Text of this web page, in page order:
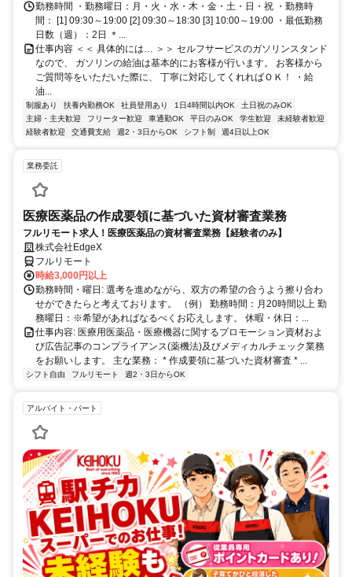
勤務時間 ・勤務曜日：月・火・水・木・金・土・日・祝 ・勤務時
間： [1] 09:30～19:00 [2] 09:30～18:30 [3] 10:00～19:00 ・最低勤務
日数（週）：2日 ＊...
仕事内容 ＜＜ 具体的には… ＞＞ セルフサービスのガソリンスタンド
なので、 ガソリンの給油は基本的にお客様が行います。 お客様から
ご質問等をいただいた際に、 丁寧に対応してくれればＯＫ！ ・給
油...
制服あり 扶養内勤務OK 社員登用あり 1日4時間以内OK
土日祝のみOK
主婦・主夫歓迎
フリーター歓迎 車通勤OK 平日のみOK 学生歓迎
未経験者歓迎
経験者歓迎
交通費支給 週2・3日からOK シフト制 週4日以上OK
業務委託
医療医薬品の作成要領に基づいた資材審査業務
フルリモート求人！医療医薬品の資材審査業務【経験者のみ】
株式会社EdgeX
フルリモート
時給3,000円以上
勤務時間・曜日: 選考を進めながら、双方の希望の合うよう擦り合わ
せができたらと考えております。 （例） 勤務時間：月20時間以上 勤
務曜日：※希望があればなるべくお応えします。 休暇・休日：...
仕事内容: 医療用医薬品・医療機器に関するプロモーション資材およ
び広告記事のコンプライアンス(薬機法)及びメディカルチェック業務
をお願いします。 主な業務： * 作成要領に基づいた資材審査 * ...
シフト自由 フルリモート 週2・3日からOK
アルバイト・パート